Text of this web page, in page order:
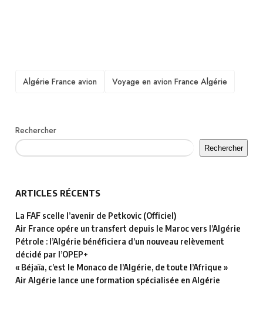
TAGS
Algérie France avion Voyage en avion France Algérie
Rechercher
Rechercher
ARTICLES RÉCENTS
La FAF scelle l’avenir de Petkovic (Officiel)
Air France opére un transfert depuis le Maroc vers l’Algérie
Pétrole : l’Algérie bénéficiera d’un nouveau relèvement
décidé par l’OPEP+
« Béjaïa, c’est le Monaco de l’Algérie, de toute l’Afrique »
Air Algérie lance une formation spécialisée en Algérie